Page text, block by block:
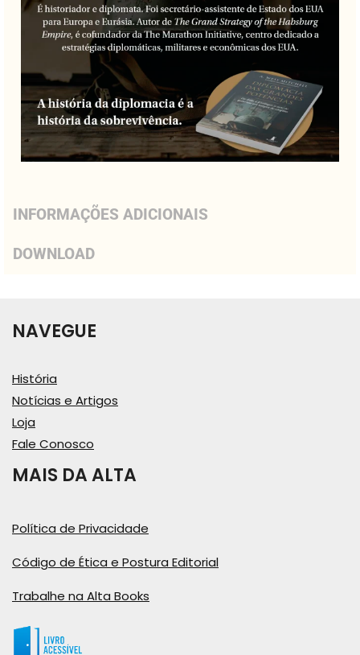
INFORMAÇÕES ADICIONAIS
DOWNLOAD
NAVEGUE
História
Notícias e Artigos
Loja
Fale Conosco
MAIS DA ALTA
Política de Privacidade
Código de Ética e Postura Editorial
Trabalhe na Alta Books